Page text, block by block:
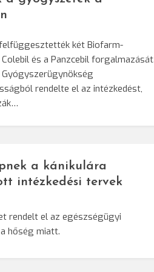
két Biofarm-
és a Panzcebil
rendelte el az intézkedést,
a kánikulára
intézkedési tervek
rendelt el az egészségügyi
hőség miatt.